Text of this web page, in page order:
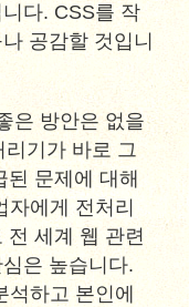
다. CSS를 작
공감할 것입니
은 방안은 없을
기가 바로 그
문제에 대해
에게 전처리
전 세계 웹 관련
은 높습니다.
석하고 본인에